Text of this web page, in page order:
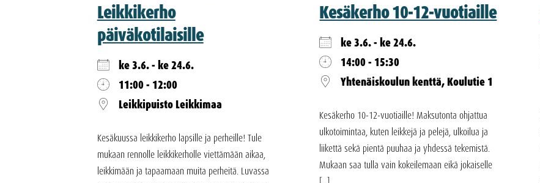
Leikkikerho
päiväkotilaisille
ke 3.6. - ke 24.6.
11:00 - 12:00
Leikkipuisto Leikkimaa
Kesäkuussa leikkikerho lapsille ja perheille! Tule
mukaan rennolle leikkikerholle viettämään aikaa,
leikkimään ja tapaamaan muita perheitä. Luvassa
Kesäkerho 10-12-vuotiaille
ke 3.6. - ke 24.6.
14:00 - 15:30
Yhtenäiskoulun kenttä, Koulutie 1
Kesäkerho 10-12-vuotiaille! Maksutonta ohjattua
ulkotoimintaa, kuten leikkejä ja pelejä, ulkoilua ja
liikettä sekä pientä puuhaa ja yhdessä tekemistä.
Mukaan saa tulla vain kokeilemaan eikä jokaiselle